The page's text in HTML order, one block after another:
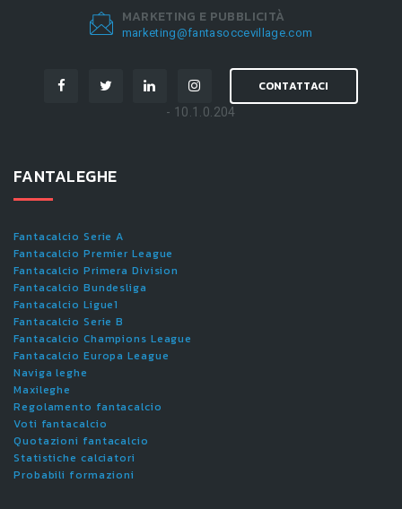
MARKETING E PUBBLICITÀ
marketing@fantasoccevillage.com
CONTATTACI
- 10.1.0.204
FANTALEGHE
Fantacalcio Serie A
Fantacalcio Premier League
Fantacalcio Primera Division
Fantacalcio Bundesliga
Fantacalcio Ligue1
Fantacalcio Serie B
Fantacalcio Champions League
Fantacalcio Europa League
Naviga leghe
Maxileghe
Regolamento fantacalcio
Voti fantacalcio
Quotazioni fantacalcio
Statistiche calciatori
Probabili formazioni